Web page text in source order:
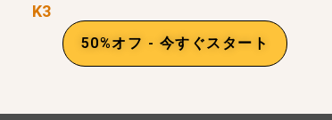
K3
50%オフ - 今すぐスタート